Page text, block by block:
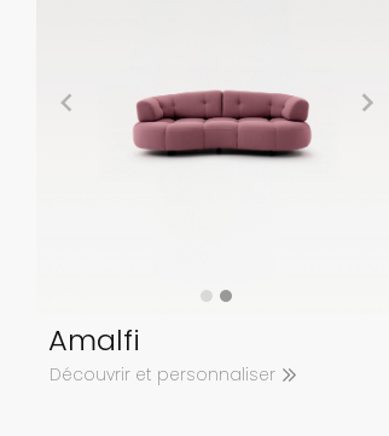
Amalfi
Découvrir et personnaliser